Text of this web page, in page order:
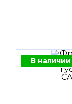
В наличии